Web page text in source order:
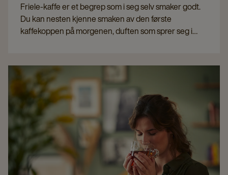
Friele-kaffe er et begrep som i seg selv smaker godt.
Du kan nesten kjenne smaken av den første
kaffekoppen på morgenen, duften som sprer seg i
Siden etableringen i Bergen i 1799 har Friele hatt ett
mål: å bringe kaffe av høyeste kvalitet til nordmen.